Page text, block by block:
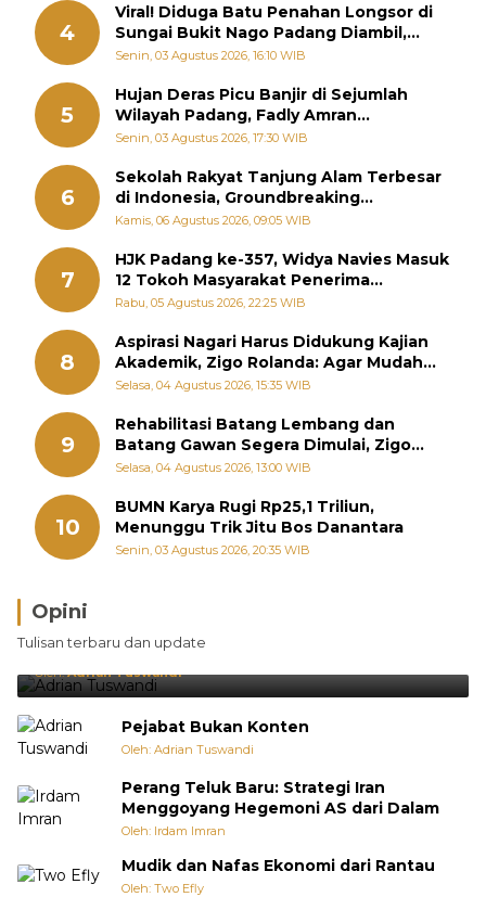
4
Viral! Diduga Batu Penahan Longsor di
Sungai Bukit Nago Padang Diambil,
Warga Khawatir Bencana Terulang
Senin, 03 Agustus 2026, 16:10 WIB
5
Hujan Deras Picu Banjir di Sejumlah
Wilayah Padang, Fadly Amran
Perintahkan OPD Siaga
Senin, 03 Agustus 2026, 17:30 WIB
6
Sekolah Rakyat Tanjung Alam Terbesar
di Indonesia, Groundbreaking
September
Kamis, 06 Agustus 2026, 09:05 WIB
7
HJK Padang ke-357, Widya Navies Masuk
12 Tokoh Masyarakat Penerima
Penghargaan Pemko Padang
Rabu, 05 Agustus 2026, 22:25 WIB
8
Aspirasi Nagari Harus Didukung Kajian
Akademik, Zigo Rolanda: Agar Mudah
Diperjuangkan di Kementerian
Selasa, 04 Agustus 2026, 15:35 WIB
9
Rehabilitasi Batang Lembang dan
Batang Gawan Segera Dimulai, Zigo
Rolanda Pastikan Proyek Berjalan
Selasa, 04 Agustus 2026, 13:00 WIB
10
BUMN Karya Rugi Rp25,1 Triliun,
Menunggu Trik Jitu Bos Danantara
Senin, 03 Agustus 2026, 20:35 WIB
Opini
Tulisan terbaru dan update
Brasil Lebih Diunggulkan, tetapi Jepang Selalu
Punya Cara Membuat Kejutan
Oleh:Adrian Tuswandi
Pejabat Bukan Konten
Oleh: Adrian Tuswandi
Perang Teluk Baru: Strategi Iran
Menggoyang Hegemoni AS dari Dalam
Oleh: Irdam Imran
Mudik dan Nafas Ekonomi dari Rantau
Oleh: Two Efly